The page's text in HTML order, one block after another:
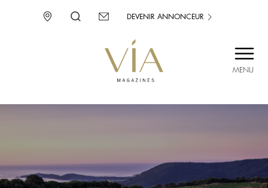
MENU
DEVENIR ANNONCEUR